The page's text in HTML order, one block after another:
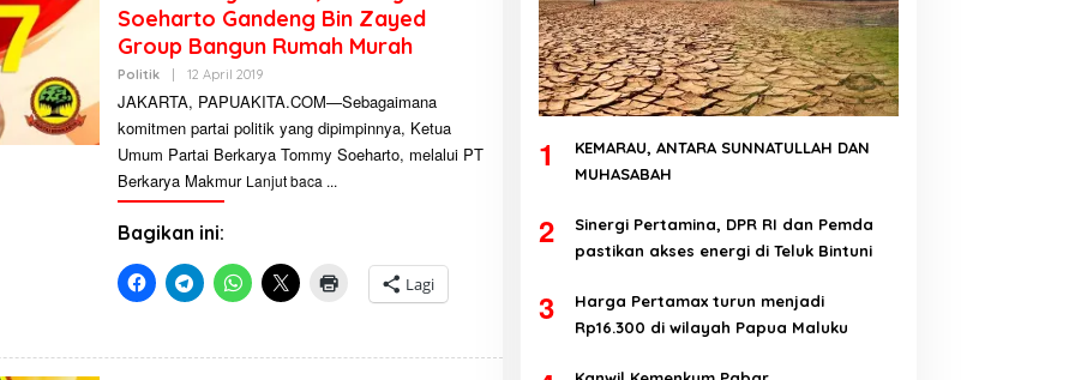
Soeharto Gandeng Bin Zayed
Group Bangun Rumah Murah
Politik 12 April 2019O
E
H
E
D
A
A
P
I
JAKARTA, PAPUAKITA.COM—Sebagaimana
komitmen partai politik yang dipimpinnya, Ketua
Umum Partai Berkarya Tommy Soeharto, melalui PT
Berkarya Makmur Lanjut baca
Bagikan ini:
Lagi
1
KEMARAU, ANTARA SUNNATULLAH DAN
MUHASABAH
2
Sinergi Pertamina, DPR RI dan Pemda
pastikan akses energi di Teluk Bintuni
3
Harga Pertamax turun menjadi
Rp16.300 di wilayah Papua Maluku